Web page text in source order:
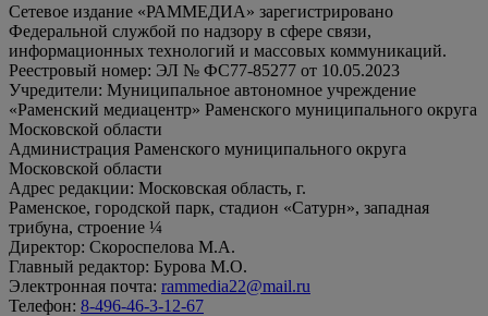
Сетевое издание «РАММЕДИА» зарегистрировано
Федеральной службой по надзору в сфере связи,
информационных технологий и массовых коммуникаций.
Реестровый номер: ЭЛ № ФС77-85277 от 10.05.2023
Учредители: Муниципальное автономное учреждение
«Раменский медиацентр» Раменского муниципального округа
Московской области
Администрация Раменского муниципального округа
Московской области
Адрес редакции: Московская область, г.
Раменское, городской парк, стадион «Сатурн», западная
трибуна, строение ¼
Директор: Скороспелова М.А.
Главный редактор: Бурова М.О.
Электронная почта: rammedia22@mail.ru
Телефон: 8-496-46-3-12-67